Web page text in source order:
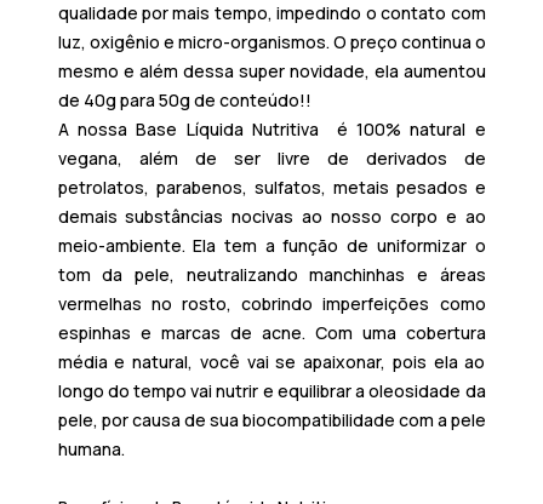
qualidade por mais tempo, impedindo o contato com
luz, oxigênio e micro-organismos. O preço continua o
mesmo e além dessa super novidade, ela aumentou
de 40g para 50g de conteúdo!!
A nossa Base Líquida Nutritiva é 100% natural e
vegana, além de ser livre de derivados de
petrolatos, parabenos, sulfatos, metais pesados e
demais substâncias nocivas ao nosso corpo e ao
meio-ambiente. Ela tem a função de uniformizar o
tom da pele, neutralizando manchinhas e áreas
vermelhas no rosto, cobrindo imperfeições como
espinhas e marcas de acne. Com uma cobertura
média e natural, você vai se apaixonar, pois ela ao
longo do tempo vai nutrir e equilibrar a oleosidade da
pele, por causa de sua biocompatibilidade com a pele
humana.